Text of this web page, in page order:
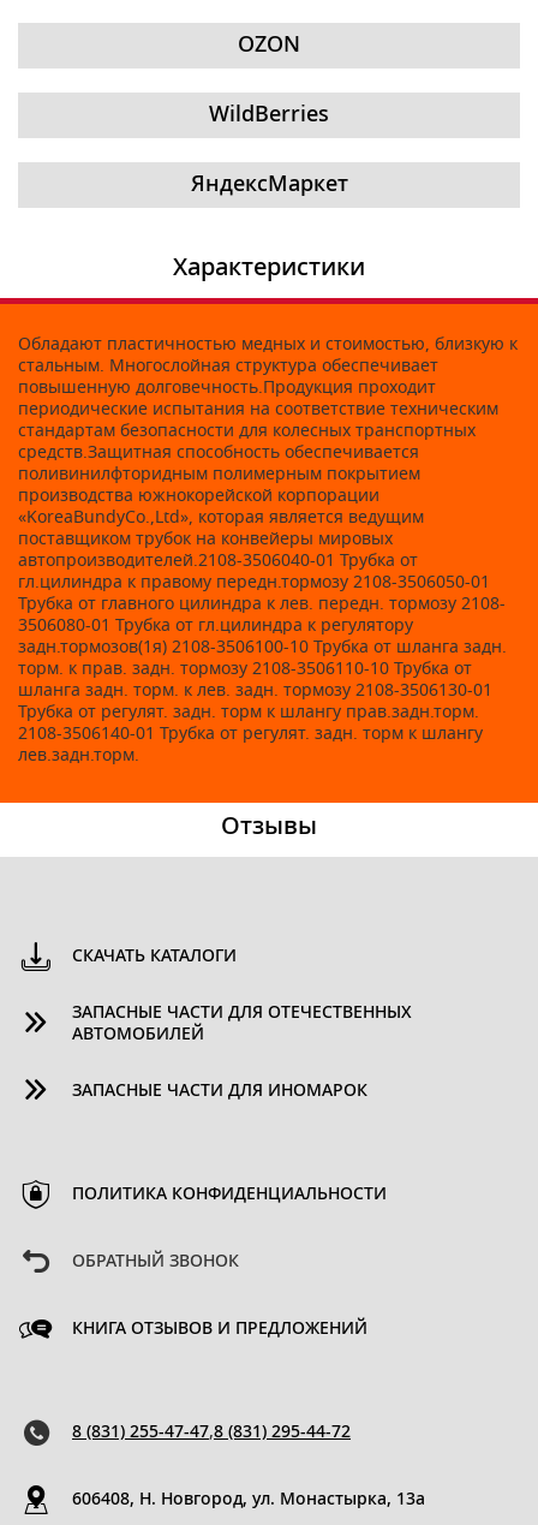
OZON
WildBerries
ЯндексМаркет
Характеристики
Обладают пластичностью медных и стоимостью, близкую к
стальным. Многослойная структура обеспечивает
повышенную долговечность.Продукция проходит
периодические испытания на соответствие техническим
стандартам безопасности для колесных транспортных
средств.Защитная способность обеспечивается
поливинилфторидным полимерным покрытием
производства южнокорейской корпорации
«KoreaBundyCo.,Ltd», которая является ведущим
поставщиком трубок на конвейеры мировых
автопроизводителей.2108-3506040-01 Трубка от
гл.цилиндра к правому передн.тормозу 2108-3506050-01
Трубка от главного цилиндра к лев. передн. тормозу 2108-
3506080-01 Трубка от гл.цилиндра к регулятору
задн.тормозов(1я) 2108-3506100-10 Трубка от шланга задн.
торм. к прав. задн. тормозу 2108-3506110-10 Трубка от
шланга задн. торм. к лев. задн. тормозу 2108-3506130-01
Трубка от регулят. задн. торм к шлангу прав.задн.торм.
2108-3506140-01 Трубка от регулят. задн. торм к шлангу
лев.задн.торм.
Отзывы
СКАЧАТЬ КАТАЛОГИ
ЗАПАСНЫЕ ЧАСТИ ДЛЯ ОТЕЧЕСТВЕННЫХ
АВТОМОБИЛЕЙ
ЗАПАСНЫЕ ЧАСТИ ДЛЯ ИНОМАРОК
ПОЛИТИКА КОНФИДЕНЦИАЛЬНОСТИ
ОБРАТНЫЙ ЗВОНОК
КНИГА ОТЗЫВОВ И ПРЕДЛОЖЕНИЙ
8 (831) 255-47-47,8 (831) 295-44-72
606408, Н. Новгород, ул. Монастырка, 13a